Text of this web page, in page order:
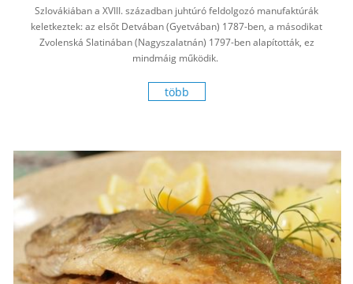
Szlovákiában a XVIII. században juhtúró feldolgozó manufaktúrák
keletkeztek: az elsőt Detvában (Gyetvában) 1787-ben, a másodikat
Zvolenská Slatinában (Nagyszalatnán) 1797-ben alapították, ez
mindmáig működik.
több